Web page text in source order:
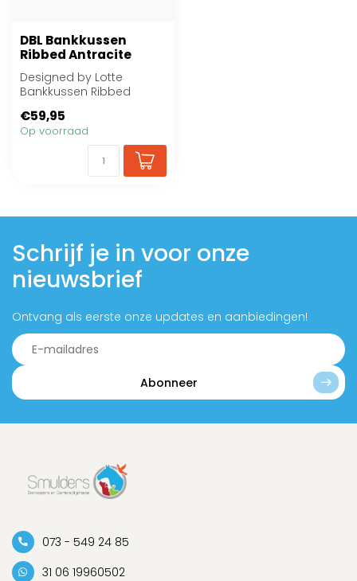
DBL Bankkussen
Ribbed Antracite
Designed by Lotte
Bankkussen Ribbed
€59,95
Op voorraad
Schrijf je in voor onze
nieuwsbrief
Ontvang als eerste onze updates en aanbiedingen!
Abonneer
073 - 549 24 85
31 06 19960502